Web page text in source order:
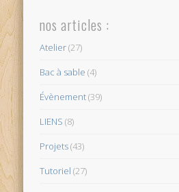
nos articles :
Atelier(27)
Bac à sable (4)
Évènement(39)
LIENS (8)
Projets(43)
Tutoriel (27)